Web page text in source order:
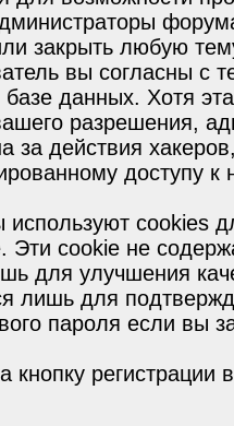
закрыть любую
вы согласны с
базе данных. Хотя
разрешения,
за действия
доступу к
cookies
Эти cookie не
для улучшения
лишь для
пароля если вы
кнопку регистрации